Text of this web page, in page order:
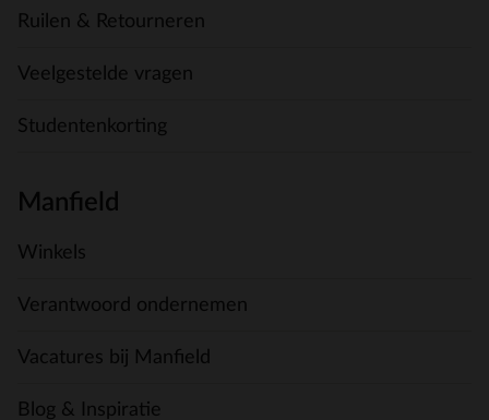
Ruilen & Retourneren
Veelgestelde vragen
Studentenkorting
Manfield
Winkels
Verantwoord ondernemen
Vacatures bij Manfield
Blog & Inspiratie